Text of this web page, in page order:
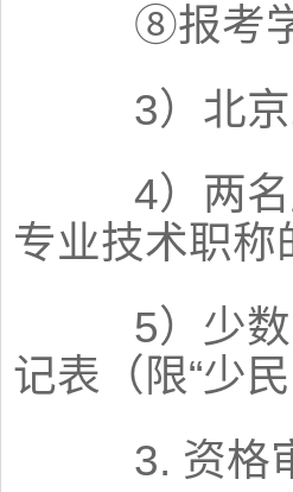
⑧报考学
3）北京
4）两名
专业技术职
5）少数
记表（限“少民
3. 资格